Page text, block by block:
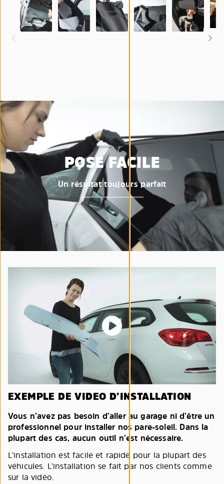
POSE FACILE
Un résultat toujours parfait
EXEMPLE DE VIDEO D’INSTALLATION
Vous n’avez pas besoin d’aller au garage ni d’être un
professionnel pour installer nos pare-soleil. Dans la
plupart des cas, aucun outil n’est nécessaire.
L’installation est facile et rapide pour la plupart des
véhicules. L’installation se fait par nos clients comme
sur la vidéo.